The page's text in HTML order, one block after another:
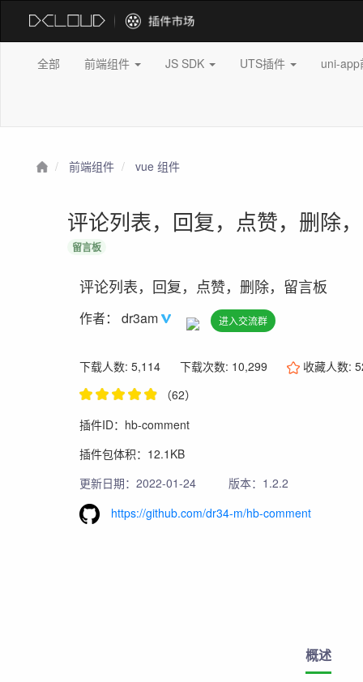
全部 前端组件 JS SDK UTS插件 uni-
前端组件 vue 组件
评论列表，回复，点赞，删除
留言板
评论列表，回复，点赞，删除，留言板
作者：dr3am 进入交流群
下载人数: 5,114 下载次数: 10,299 收藏人数:
（62）
插件ID：hb-comment
插件包体积：12.1KB
更新日期：2022-01-24
版本：1.2.2
https://github.com/dr34-m/hb-comment
概述